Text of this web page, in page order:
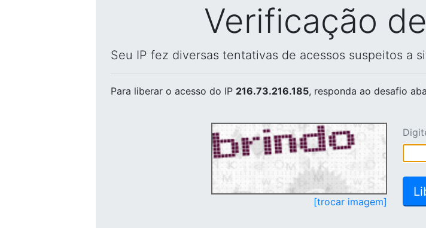
Verificação
Seu IP fez diversas tentativas de acessos suspeitos a
Para liberar o acesso do IP 216.73.216.185, responda ao desafio
[trocar imagem]